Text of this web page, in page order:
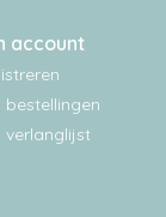
account
bestellingen
verlanglijst